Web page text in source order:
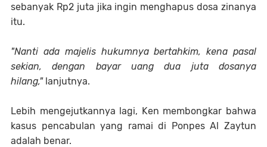
sebanyak Rp2 juta jika ingin menghapus dosa zinanya
itu.
"Nanti ada majelis hukumnya bertahkim, kena pasal
sekian, dengan bayar uang dua juta dosanya
hilang," lanjutnya.
Lebih mengejutkannya lagi, Ken membongkar bahwa
kasus pencabulan yang ramai di Ponpes Al Zaytun
adalah benar.